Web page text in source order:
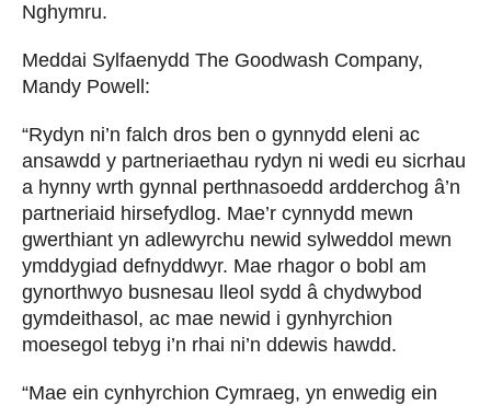
Nghymru.
Meddai Sylfaenydd The Goodwash Company,
Mandy Powell:
“Rydyn ni’n falch dros ben o gynnydd eleni ac
ansawdd y partneriaethau rydyn ni wedi eu sicrhau
a hynny wrth gynnal perthnasoedd ardderchog â’n
partneriaid hirsefydlog. Mae’r cynnydd mewn
gwerthiant yn adlewyrchu newid sylweddol mewn
ymddygiad defnyddwyr. Mae rhagor o bobl am
gynorthwyo busnesau lleol sydd â chydwybod
gymdeithasol, ac mae newid i gynhyrchion
moesegol tebyg i’n rhai ni’n ddewis hawdd.
“Mae ein cynhyrchion Cymraeg, yn enwedig ein